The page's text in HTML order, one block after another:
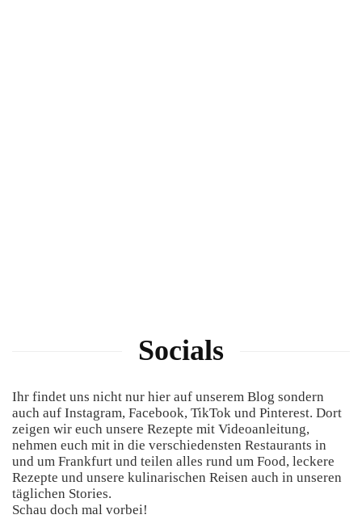
Socials
Ihr findet uns nicht nur hier auf unserem Blog sondern
auch auf Instagram, Facebook, TikTok und Pinterest. Dort
zeigen wir euch unsere Rezepte mit Videoanleitung,
nehmen euch mit in die verschiedensten Restaurants in
und um Frankfurt und teilen alles rund um Food, leckere
Rezepte und unsere kulinarischen Reisen auch in unseren
täglichen Stories.
Schau doch mal vorbei!